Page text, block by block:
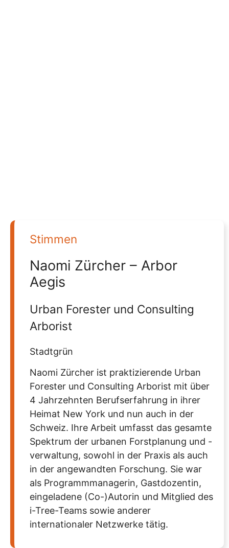
Stimmen
Naomi Zürcher – Arbor
Aegis
Urban Forester und Consulting
Arborist
Stadtgrün
Naomi Zürcher ist praktizierende Urban
Forester und Consulting Arborist mit über
4 Jahrzehnten Berufserfahrung in ihrer
Heimat New York und nun auch in der
Schweiz. Ihre Arbeit umfasst das gesamte
Spektrum der urbanen Forstplanung und -
verwaltung, sowohl in der Praxis als auch
in der angewandten Forschung. Sie war
als Programmmanagerin, Gastdozentin,
eingeladene (Co-)Autorin und Mitglied des
i-Tree-Teams sowie anderer
internationaler Netzwerke tätig.